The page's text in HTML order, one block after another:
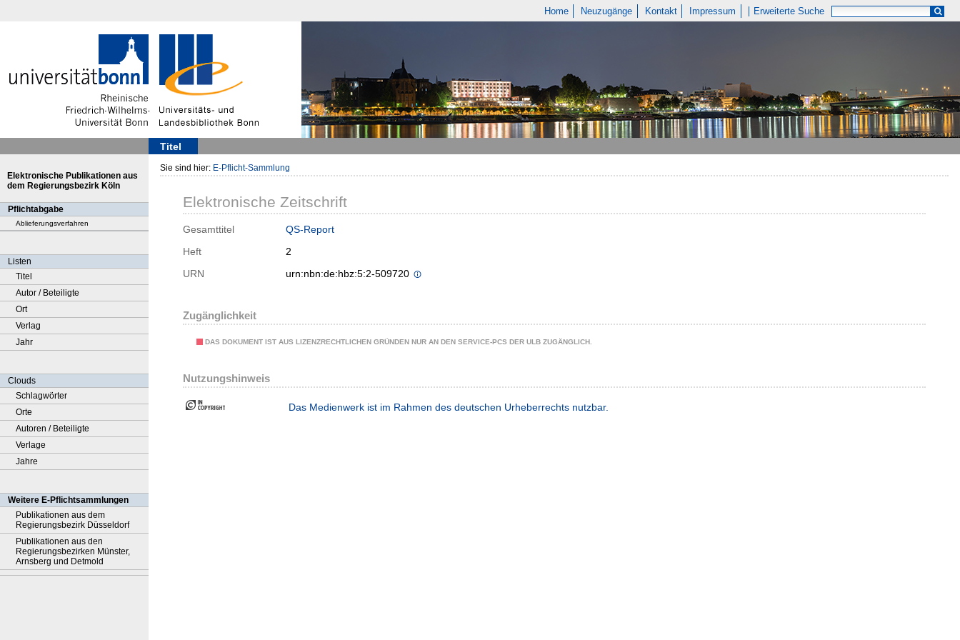
Home Neuzugänge Kontakt Impressum Erweiterte Suche
Titel
Elektronische Publikationen aus
dem Regierungsbezirk Köln
Pflichtabgabe
Ablieferungsverfahren
Listen
Titel
Autor / Beteiligte
Ort
Verlag
Jahr
Clouds
Schlagwörter
Orte
Autoren / Beteiligte
Verlage
Jahre
Weitere E-Pflichtsammlungen
Publikationen aus dem
Regierungsbezirk Düsseldorf
Publikationen aus den
Regierungsbezirken Münster,
Arnsberg und Detmold
Sie sind hier: E-Pflicht-Sammlung
Elektronische Zeitschrift
Gesamttitel
QS-Report
Heft
2
URN
urn:nbn:de:hbz:5:2-509720
Zugänglichkeit
DAS DOKUMENT IST AUS LIZENZRECHTLICHEN GRÜNDEN NUR AN DEN SERVICE-PCS DER ULB ZUGÄNGLICH.
Nutzungshinweis
Das Medienwerk ist im Rahmen des deutschen Urheberrechts nutzbar.